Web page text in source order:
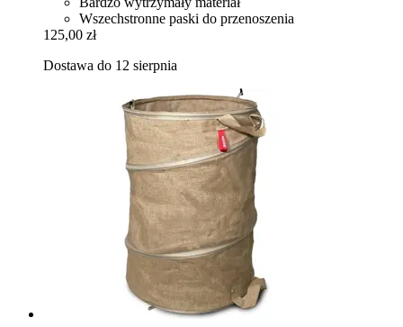
Wszechstronne paski do przenoszenia
125,00 zł
Dostawa do 12 sierpnia